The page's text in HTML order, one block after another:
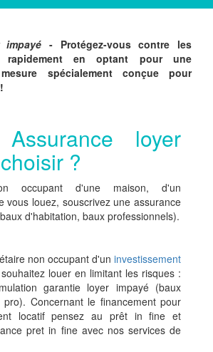
impayé - Protégez-vous contre les
rapidement en optant pour une
spécialement conçue pour
loyer
?
occupant d'une maison, d'un
vous louez, souscrivez une assurance
d'habitation, baux professionnels).
non occupant d'un investissement
louer en limitant les risques :
garantie loyer impayé (baux
pro). Concernant le financement pour
locatif pensez au prêt in fine et
pret in fine avec nos services de